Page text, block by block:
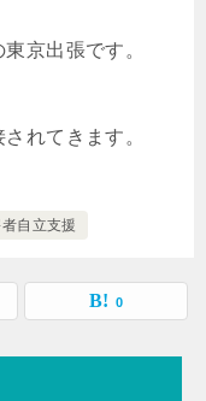
京出張です。
れてきます。
自立支援
0